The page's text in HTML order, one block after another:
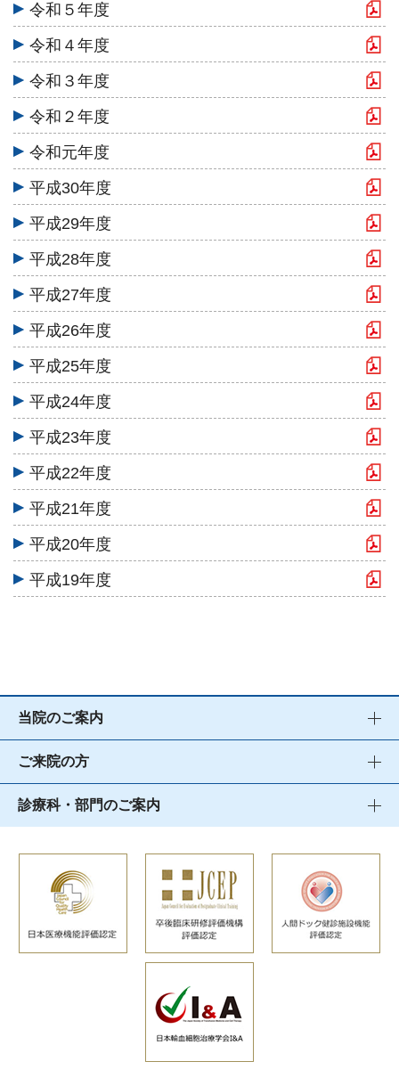
令和５年度
令和４年度
令和３年度
令和２年度
令和元年度
平成30年度
平成29年度
平成28年度
平成27年度
平成26年度
平成25年度
平成24年度
平成23年度
平成22年度
平成21年度
平成20年度
平成19年度
当院のご案内
ご来院の方
診療科・部門のご案内